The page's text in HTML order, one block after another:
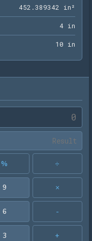
452 .389342 in²
4 in
10 in
% ÷
9 ×
6 -
3 +